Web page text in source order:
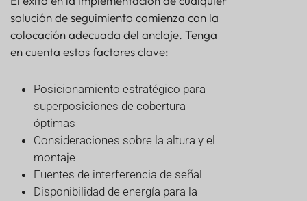
solución de seguimiento comienza con la
colocación adecuada del anclaje. Tenga
en cuenta estos factores clave:
Posicionamiento estratégico para
superposiciones de cobertura
óptimas
Consideraciones sobre la altura y el
montaje
Fuentes de interferencia de señal
Disponibilidad de energía para la